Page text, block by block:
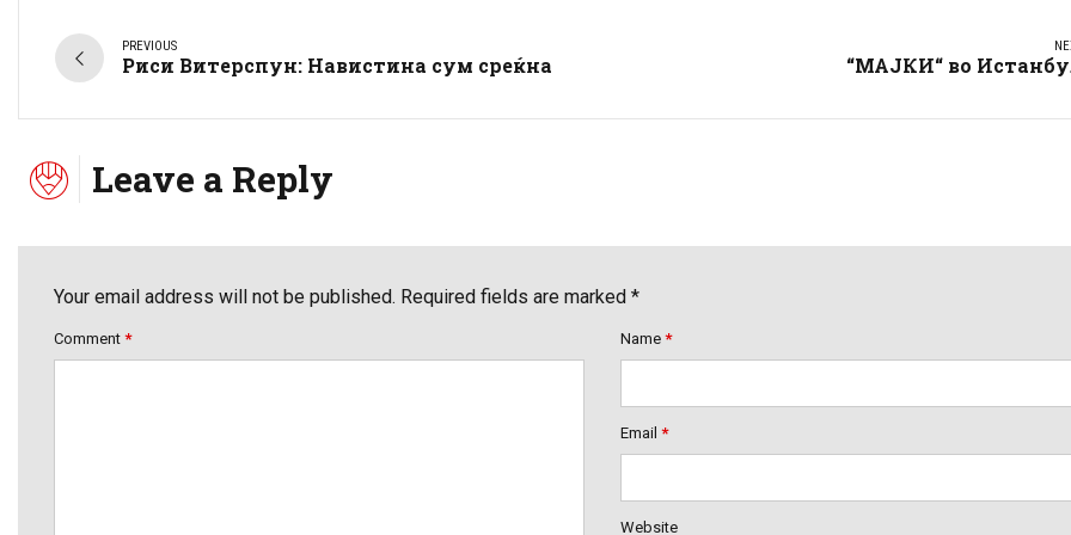
PREVIOUS
Риси Витерспун: Навистина сум среќна “МАЈКИ“ во
Leave a Reply
Your email address will not be published. Required fields are marked *
Comment * Name *
Email *
Website